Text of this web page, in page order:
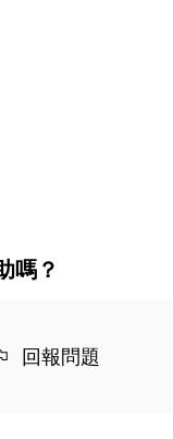
嗎？
回報問題